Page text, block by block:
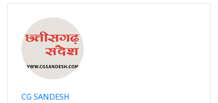
CG SANDESH